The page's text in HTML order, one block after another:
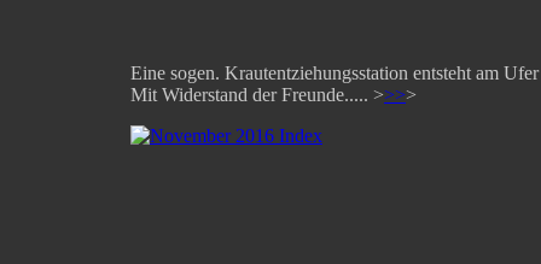
Eine sogen. Krautentziehungsstation entsteht am
Mit Widerstand der Freunde..... >>>>